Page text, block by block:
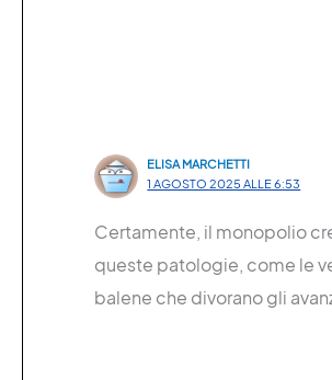
ELISA MARCHETTI
1 AGOSTO 2025 ALLE 6:53
Certamente, il monopolio
queste patologie, come le
balene che divorano gli